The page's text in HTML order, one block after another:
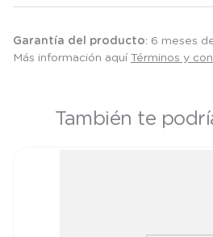
Garantía del producto: 6 meses
Más información aquí Términos y
También te